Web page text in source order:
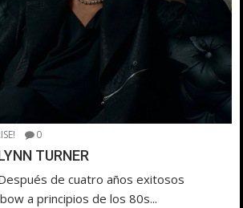
0
TURNER
de cuatro años exitosos
a principios de los 80s...